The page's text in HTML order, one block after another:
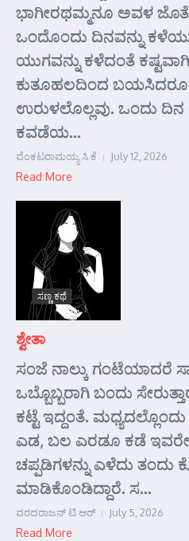
ಭಾಗೀರಥಮ್ಮನೂ ಅವಳ
ಒಂದೊಂದು ದಿನವನ್ನು
ಯುಗವನ್ನು ಕಳೆದಂತೆ
ಕುತೂಹಲದಿಂದ ಬಯಸಿದರೂ
ಉರುಳಲೊಲ್ಲವು. ಒಂದು ದಿನ
ಕವಡೆಯ...
ವೆಂಕಟರಾಮಯ್ಯ ಸಿ ಕೆ July 12, 2026
Read More
ಸಣ್ಣ ಕಥೆ
ಶ್ವೇತಾ
ಸಂಜೆ ನಾಲ್ಕು ಗಂಟೆಯಾದರೆ
ಒಬ್ಬೊಬ್ಬರಾಗಿ ಬಂದು
ಕಟ್ಟೆ ಇದ್ದಂತೆ.
ಎಡ, ಬಲ ಎರಡೂ ಕಡೆ ಇವರೇ
ಚಪ್ಪಡಿಗಳನ್ನು ಎಳೆದು ತಂದು
ಮಾಡಿಕೊಂಡಿದ್ದಾರೆ. ಸ...
ವರದರಾಜನ್ ಟಿ ಆರ್ July 5, 2026
Read More